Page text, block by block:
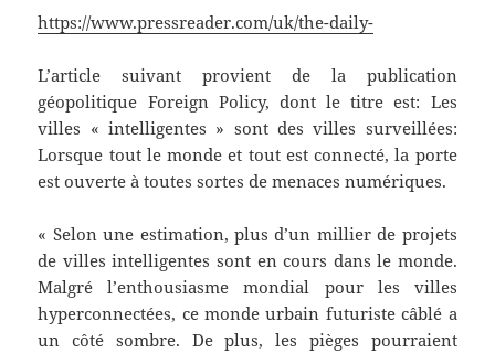
https://www.pressreader.com/uk/the-daily-
L’article suivant provient de la publication
géopolitique Foreign Policy, dont le titre est: Les
villes « intelligentes » sont des villes surveillées:
Lorsque tout le monde et tout est connecté, la porte
est ouverte à toutes sortes de menaces numériques.
« Selon une estimation, plus d’un millier de projets
de villes intelligentes sont en cours dans le monde.
Malgré l’enthousiasme mondial pour les villes
hyperconnectées, ce monde urbain futuriste câblé a
un côté sombre. De plus, les pièges pourraient